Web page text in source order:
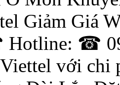
Giảm Giá
☎
với